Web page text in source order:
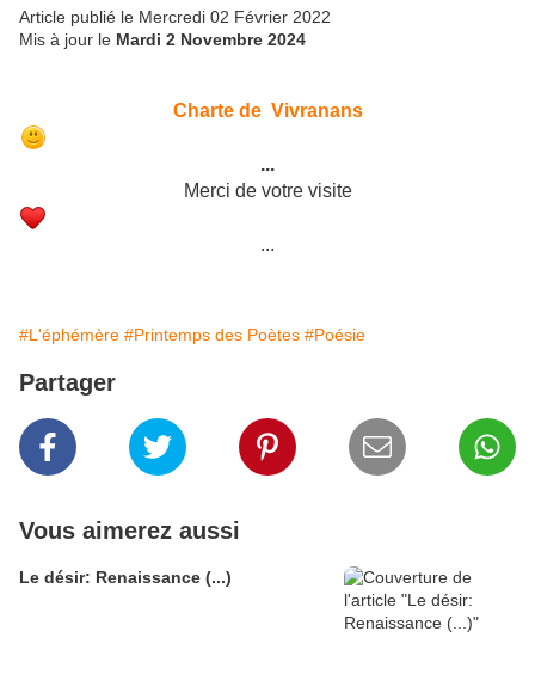
Article publié le Mercredi 02 Février 2022
Mis à jour le Mardi 2 Novembre 2024
Charte de Vivranans
...
Merci de votre visite
...
#L'éphémère #Printemps des Poètes #Poésie
Partager
Vous aimerez aussi
Le désir: Renaissance (...)